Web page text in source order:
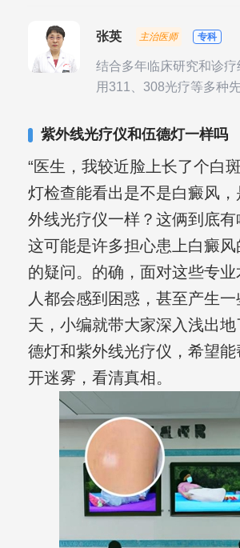
张英 主治医师 专科
结合多年临床研究和诊
用311、308光疗等多种
其对女性银屑病、顽固性
验。
紫外线光疗仪和伍德灯一样吗
“医生，我较近脸上长了个白
灯检查能看出是不是白癜风
外线光疗仪一样？这俩到底有
这可能是许多担心患上白癜风
的疑问。的确，面对这些专
人都会感到困惑，甚至产生
天，小编就带大家深入浅出地
德灯和紫外线光疗仪，希望
开迷雾，看清真相。